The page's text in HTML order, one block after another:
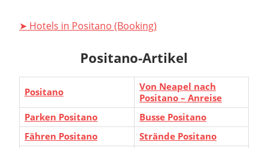
➤ Hotels in Positano (Booking)
Positano-Artikel
Positano
Von Neapel nach
Positano – Anreise
Parken Positano
Busse Positano
Fähren Positano
Strände Positano